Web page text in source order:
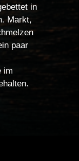
in
Markt,
paar
im